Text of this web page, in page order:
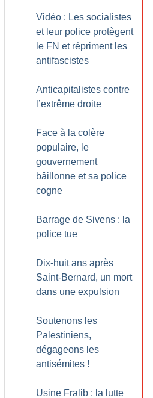
Vidéo : Les socialistes
et leur police protègent
le FN et répriment les
antifascistes
Anticapitalistes contre
l’extrême droite
Face à la colère
populaire, le
gouvernement
bâillonne et sa police
cogne
Barrage de Sivens : la
police tue
Dix-huit ans après
Saint-Bernard, un mort
dans une expulsion
Soutenons les
Palestiniens,
dégageons les
antisémites !
Usine Fralib : la lutte